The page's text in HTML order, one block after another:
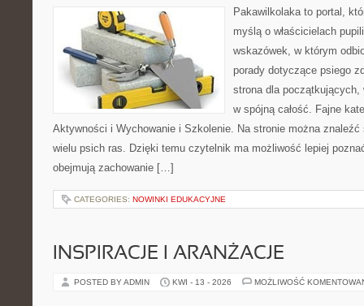
Pakawilkolaka to portal,
myślą o właścicielach
wskazówek, w którym
porady dotyczące psiego
strona dla początkujących,
w spójną całość. Fajne
Aktywności i Wychowanie i Szkolenie. Na stronie można znaleźć
wielu psich ras. Dzięki temu czytelnik ma możliwość lepiej
obejmują zachowanie […]
CATEGORIES: NOWINKI EDUKACYJNE
INSPIRACJE I ARANŻACJE
POSTED BY ADMIN KWI - 13 - 2026 MOŻLIWOŚĆ